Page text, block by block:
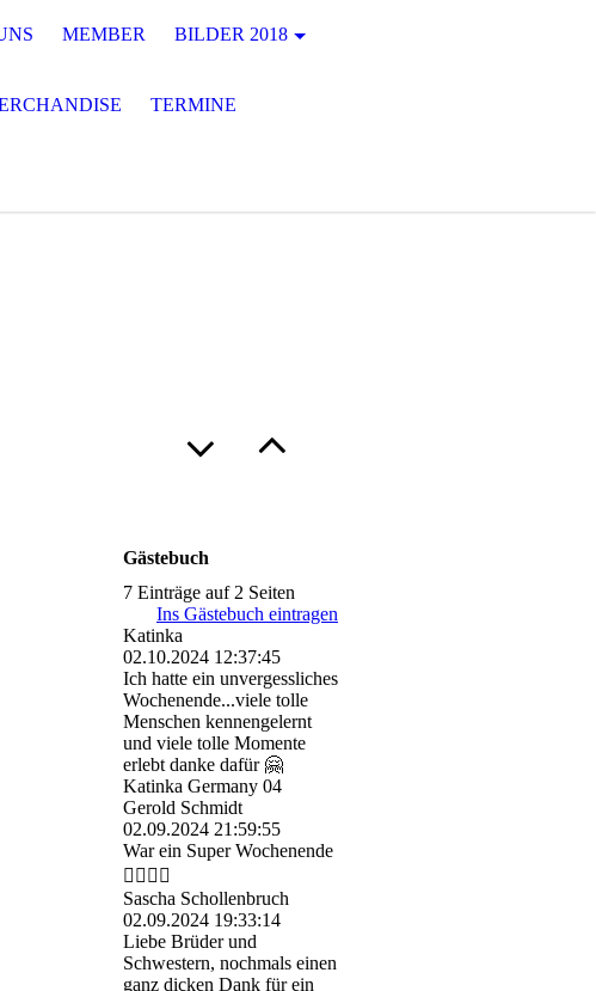
MEMBER BILDER 2018
TERMINE
Gästebuch
7 Einträge auf 2 Seiten
Ins Gästebuch eintragen
Katinka
02.10.2024 12:37:45
Ich hatte ein unvergessliches
Wochenende...viele tolle
Menschen kennengelernt
und viele tolle Momente
erlebt danke dafür 🤗
Katinka Germany 04
Gerold Schmidt
02.09.2024 21:59:55
War ein Super Wochenende
👍🏻👍🏻
Sascha Schollenbruch
02.09.2024 19:33:14
Liebe Brüder und
Schwestern, nochmals einen
ganz dicken Dank für ein